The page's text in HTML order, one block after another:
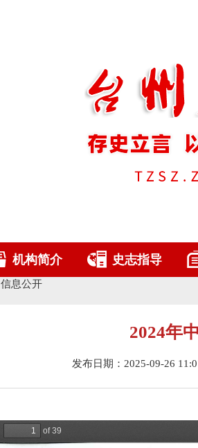
机构简介 史志指导
信息公开
2024年
发布日期：2025-09-26